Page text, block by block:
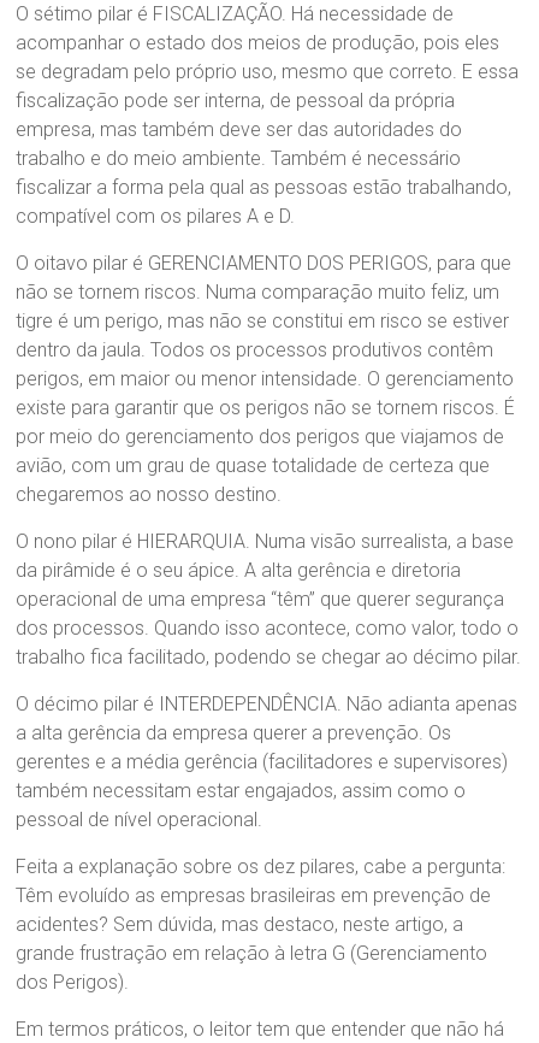
O sétimo pilar é FISCALIZAÇÃO. Há necessidade de
acompanhar o estado dos meios de produção, pois eles
se degradam pelo próprio uso, mesmo que correto. E essa
fiscalização pode ser interna, de pessoal da própria
empresa, mas também deve ser das autoridades do
trabalho e do meio ambiente. Também é necessário
fiscalizar a forma pela qual as pessoas estão trabalhando,
compatível com os pilares A e D.
O oitavo pilar é GERENCIAMENTO DOS PERIGOS, para que
não se tornem riscos. Numa comparação muito feliz, um
tigre é um perigo, mas não se constitui em risco se estiver
dentro da jaula. Todos os processos produtivos contêm
perigos, em maior ou menor intensidade. O gerenciamento
existe para garantir que os perigos não se tornem riscos. É
por meio do gerenciamento dos perigos que viajamos de
avião, com um grau de quase totalidade de certeza que
chegaremos ao nosso destino.
O nono pilar é HIERARQUIA. Numa visão surrealista, a base
da pirâmide é o seu ápice. A alta gerência e diretoria
operacional de uma empresa “têm” que querer segurança
dos processos. Quando isso acontece, como valor, todo o
trabalho fica facilitado, podendo se chegar ao décimo pilar.
O décimo pilar é INTERDEPENDÊNCIA. Não adianta apenas
a alta gerência da empresa querer a prevenção. Os
gerentes e a média gerência (facilitadores e supervisores)
também necessitam estar engajados, assim como o
pessoal de nível operacional.
Feita a explanação sobre os dez pilares, cabe a pergunta:
Têm evoluído as empresas brasileiras em prevenção de
acidentes? Sem dúvida, mas destaco, neste artigo, a
grande frustração em relação à letra G (Gerenciamento
dos Perigos).
Em termos práticos, o leitor tem que entender que não há